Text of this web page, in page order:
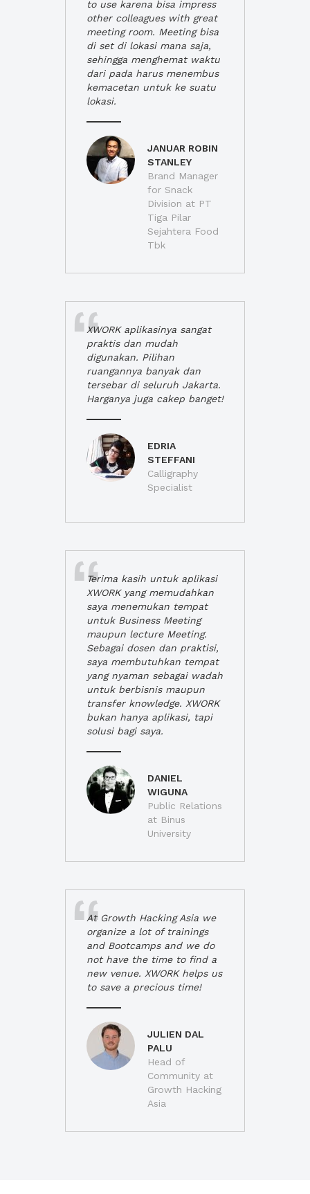
to use karena bisa impress
other colleagues with great
meeting room. Meeting bisa
di set di lokasi mana saja,
sehingga menghemat waktu
dari pada harus menembus
kemacetan untuk ke suatu
lokasi.
JANUAR ROBIN
STANLEY
Brand Manager
for Snack
Division at PT
Tiga Pilar
Sejahtera Food
Tbk
XWORK aplikasinya sangat
praktis dan mudah
digunakan. Pilihan
ruangannya banyak dan
tersebar di seluruh Jakarta.
Harganya juga cakep banget!
EDRIA
STEFFANI
Calligraphy
Specialist
Terima kasih untuk aplikasi
XWORK yang memudahkan
saya menemukan tempat
untuk Business Meeting
maupun lecture Meeting.
Sebagai dosen dan praktisi,
saya membutuhkan tempat
yang nyaman sebagai wadah
untuk berbisnis maupun
transfer knowledge. XWORK
bukan hanya aplikasi, tapi
solusi bagi saya.
DANIEL
WIGUNA
Public Relations
at Binus
University
At Growth Hacking Asia we
organize a lot of trainings
and Bootcamps and we do
not have the time to find a
new venue. XWORK helps us
to save a precious time!
JULIEN DAL
PALU
Head of
Community at
Growth Hacking
Asia